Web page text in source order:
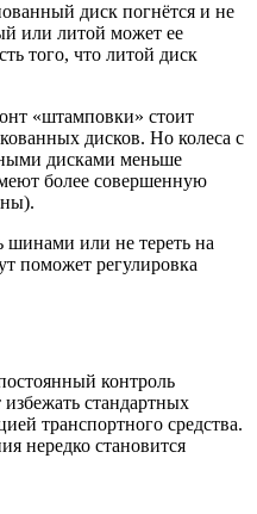
диск погнётся и не
или литой может ее
того, что литой диск
«штамповки» стоит
дисков. Но колеса с
дисками меньше
более совершенную
шинами или не тереть на
поможет регулировка
контроль
стандартных
транспортного средства.
нередко становится